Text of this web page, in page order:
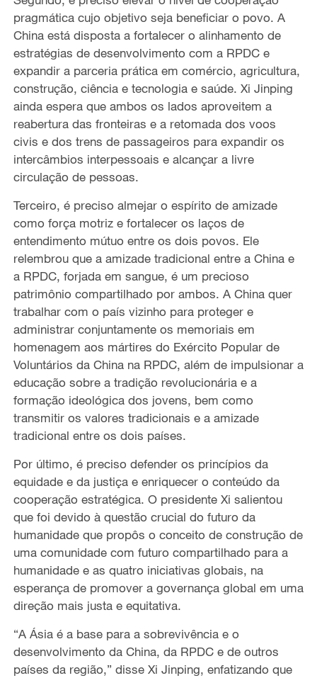
pragmática cujo objetivo seja beneficiar o povo. A
China está disposta a fortalecer o alinhamento de
estratégias de desenvolvimento com a RPDC e
expandir a parceria prática em comércio, agricultura,
construção, ciência e tecnologia e saúde. Xi Jinping
ainda espera que ambos os lados aproveitem a
reabertura das fronteiras e a retomada dos voos
civis e dos trens de passageiros para expandir os
intercâmbios interpessoais e alcançar a livre
circulação de pessoas.
Terceiro, é preciso almejar o espírito de amizade
como força motriz e fortalecer os laços de
entendimento mútuo entre os dois povos. Ele
relembrou que a amizade tradicional entre a China e
a RPDC, forjada em sangue, é um precioso
patrimônio compartilhado por ambos. A China quer
trabalhar com o país vizinho para proteger e
administrar conjuntamente os memoriais em
homenagem aos mártires do Exército Popular de
Voluntários da China na RPDC, além de impulsionar a
educação sobre a tradição revolucionária e a
formação ideológica dos jovens, bem como
transmitir os valores tradicionais e a amizade
tradicional entre os dois países.
Por último, é preciso defender os princípios da
equidade e da justiça e enriquecer o conteúdo da
cooperação estratégica. O presidente Xi salientou
que foi devido à questão crucial do futuro da
humanidade que propôs o conceito de construção de
uma comunidade com futuro compartilhado para a
humanidade e as quatro iniciativas globais, na
esperança de promover a governança global em uma
direção mais justa e equitativa.
“A Ásia é a base para a sobrevivência e o
desenvolvimento da China, da RPDC e de outros
países da região,” disse Xi Jinping, enfatizando que